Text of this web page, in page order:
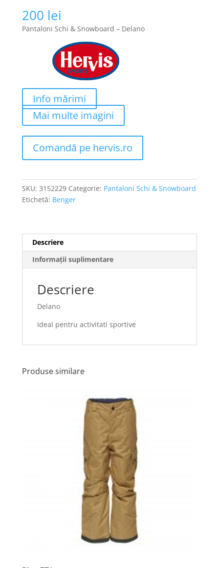
pe baza a
evaluări
de la
200 lei
Pantaloni Schi & Snowboard – Delano
Info mărimi
Mai multe imagini
Comandă pe hervis.ro
SKU: 3152229 Categorie: Pantaloni Schi & Snowboard
Etichetă: Benger
Descriere
Informații suplimentare
Descriere
Delano
Ideal pentru activitati sportive
Produse similare